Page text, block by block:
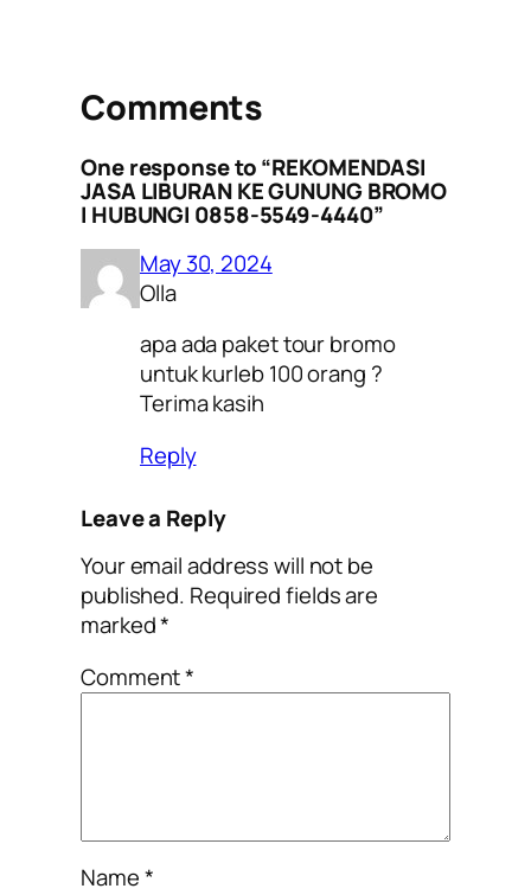
Comments
One response to “REKOMENDASI
JASA LIBURAN KE GUNUNG BROMO
I HUBUNGI 0858-5549-4440”
May 30, 2024
Olla
apa ada paket tour bromo
untuk kurleb 100 orang ?
Terima kasih
Reply
Leave a Reply
Your email address will not be
published. Required fields are
marked*
Comment*
Name*